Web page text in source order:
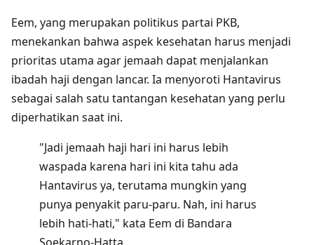
Eem, yang merupakan politikus partai PKB,
menekankan bahwa aspek kesehatan harus menjadi
prioritas utama agar jemaah dapat menjalankan
ibadah haji dengan lancar. Ia menyoroti Hantavirus
sebagai salah satu tantangan kesehatan yang perlu
diperhatikan saat ini.
"Jadi jemaah haji hari ini harus lebih
waspada karena hari ini kita tahu ada
Hantavirus ya, terutama mungkin yang
punya penyakit paru-paru. Nah, ini harus
lebih hati-hati," kata Eem di Bandara